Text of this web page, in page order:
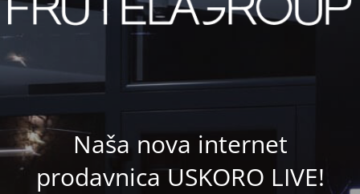
Naša nova internet
prodavnica USKORO LIVE!